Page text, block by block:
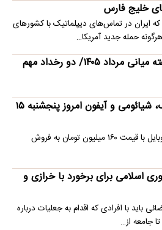
خلیج فارس
ایران در تماس‌های دیپلماتیک با کشورهای
حمله جدید آمریکا…
تحلیل قیمت طلا در هفته میانی مرداد ۱۴۰۵/ دو رخداد مهم
قیمت گوشی سامسونگ، شیائومی و آیفون امروز پنجشنبه ۱۵
ارزان‌ترین گوشی اپل در بازار موبایل با قیمت ۱۶۰ میلیون تومان به فروش
اسلامی برای برخورد با خرازی و
باید با افرادی که اقدام به جعلیات درباره
جامعه از…